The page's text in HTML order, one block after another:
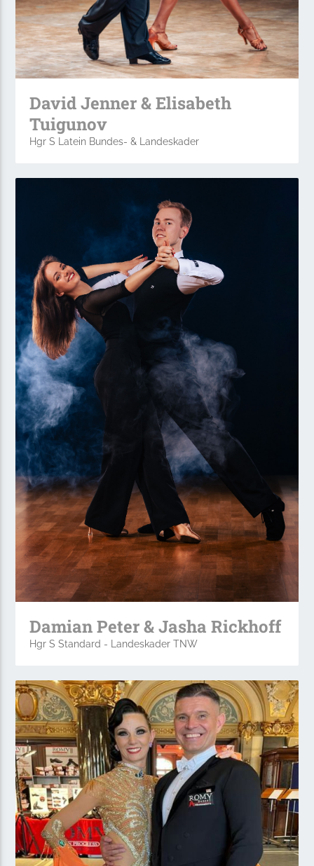
David Jenner & Elisabeth
Tuigunov
Hgr S Latein Bundes- & Landeskader
Damian Peter & Jasha Rickhoff
Hgr S Standard - Landeskader TNW